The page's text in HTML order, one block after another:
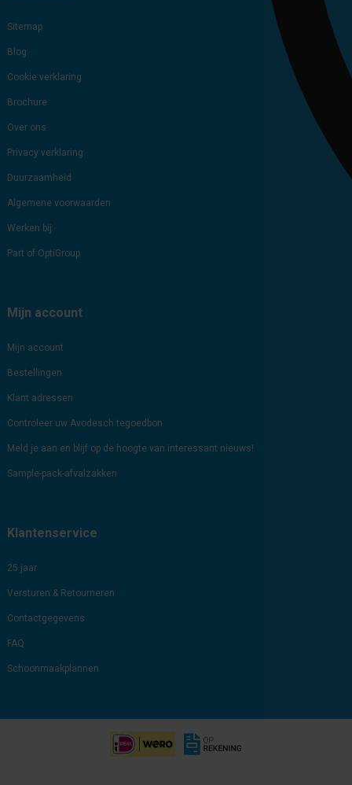
Sitemap
Blog
Cookie verklaring
Brochure
Over ons
Privacy verklaring
Duurzaamheid
Algemene voorwaarden
Werken bij
Part of OptiGroup
Mijn account
Mijn account
Bestellingen
Klant adressen
Controleer uw Avodesch tegoedbon
Meld je aan en blijf op de hoogte van interessant nieuws!
Sample-pack-afvalzakken
Klantenservice
25 jaar
Versturen & Retourneren
Contactgegevens
FAQ
Schoonmaakplannen